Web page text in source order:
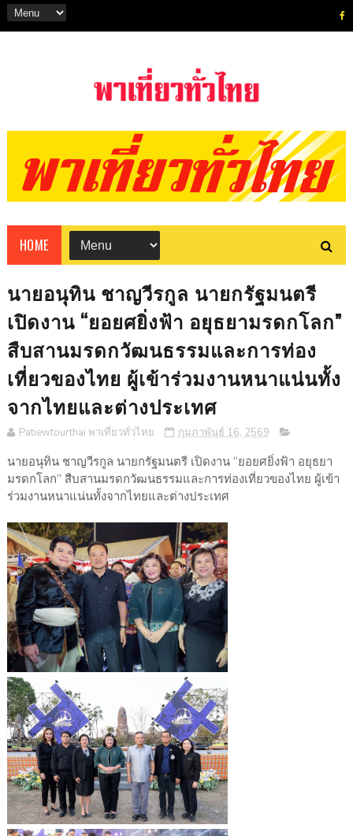
HOME
นายอนุทิน ชาญวีรกูล นายกรัฐมนตรี
เปิดงาน “ยอยศยิ่งฟ้า อยุธยามรดกโลก”
สืบสานมรดกวัฒนธรรมและการท่อง
เที่ยวของไทย ผู้เข้าร่วมงานหนาแน่นทั้ง
จากไทยและต่างประเทศ
Patiewtourthai พาเที่ยวทั่วไทย กุมภาพันธ์ 16, 2569
นายอนุทิน ชาญวีรกูล นายกรัฐมนตรี เปิดงาน “ยอยศยิ่งฟ้า อยุธยา
มรดกโลก” สืบสานมรดกวัฒนธรรมและการท่องเที่ยวของไทย ผู้เข้า
ร่วมงานหนาแน่นทั้งจากไทยและต่างประเทศ